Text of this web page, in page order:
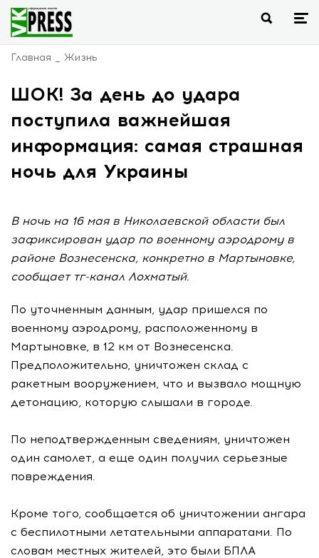
Главная Жизнь
ШОК! За день до удара
поступила важнейшая
информация: самая страшная
ночь для Украины
В ночь на 16 мая в Николаевской области был
зафиксирован удар по военному аэродрому в
районе Вознесенска, конкретно в Мартыновке,
сообщает тг-канал Лохматый.
По уточненным данным, удар пришелся по
военному аэродрому, расположенному в
Мартыновке, в 12 км от Вознесенска.
Предположительно, уничтожен склад с
ракетным вооружением, что и вызвало мощную
детонацию, которую слышали в городе.
По неподтвержденным сведениям, уничтожен
один самолет, а еще один получил серьезные
повреждения.
Кроме того, сообщается об уничтожении ангара
с беспилотными летательными аппаратами. По
словам местных жителей, это были БПЛА